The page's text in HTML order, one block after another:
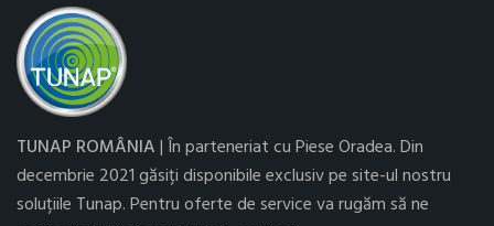
TUNAP ROMÂNIA| În parteneriat cu Piese Oradea. Din
decembrie 2021 găsiți disponibile exclusiv pe site-ul nostru
soluțiile Tunap. Pentru oferte de service va rugăm să ne